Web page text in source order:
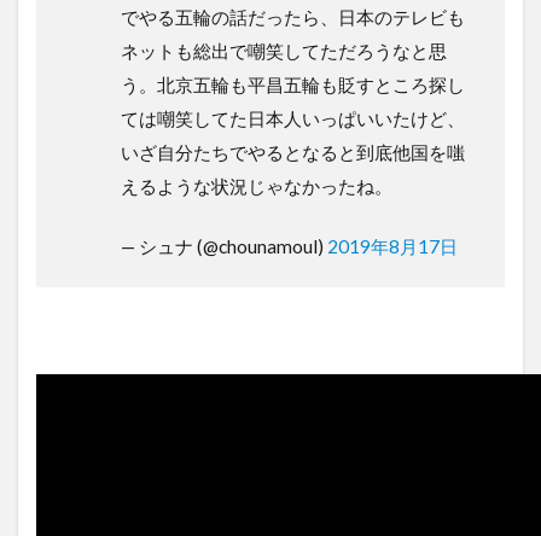
でやる五輪の話だったら、日本のテレビも
ネットも総出で嘲笑してただろうなと思
う。北京五輪も平昌五輪も貶すところ探し
ては嘲笑してた日本人いっぱいいたけど、
いざ自分たちでやるとなると到底他国を嗤
えるような状況じゃなかったね。
— シュナ (@chounamoul) 2019年8月17日